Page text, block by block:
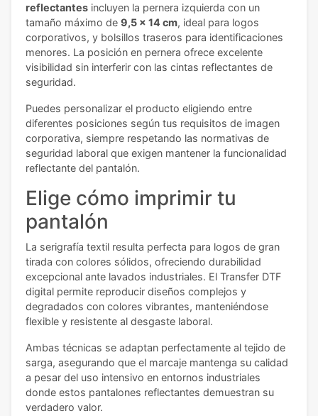
reflectantes incluyen la pernera izquierda con un
tamaño máximo de 9,5 x 14 cm, ideal para logos
corporativos, y bolsillos traseros para identificaciones
menores. La posición en pernera ofrece excelente
visibilidad sin interferir con las cintas reflectantes de
seguridad.
Puedes personalizar el producto eligiendo entre
diferentes posiciones según tus requisitos de imagen
corporativa, siempre respetando las normativas de
seguridad laboral que exigen mantener la funcionalidad
reflectante del pantalón.
Elige cómo imprimir tu
pantalón
La serigrafía textil resulta perfecta para logos de gran
tirada con colores sólidos, ofreciendo durabilidad
excepcional ante lavados industriales. El Transfer DTF
digital permite reproducir diseños complejos y
degradados con colores vibrantes, manteniéndose
flexible y resistente al desgaste laboral.
Ambas técnicas se adaptan perfectamente al tejido de
sarga, asegurando que el marcaje mantenga su calidad
a pesar del uso intensivo en entornos industriales
donde estos pantalones reflectantes demuestran su
verdadero valor.